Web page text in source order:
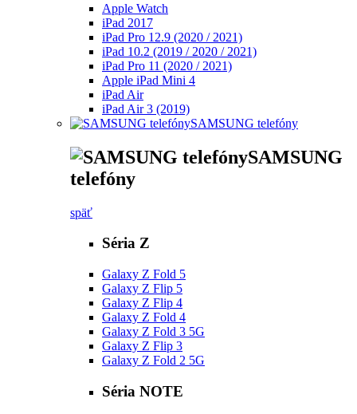
Apple Watch
iPad 2017
iPad Pro 12.9 (2020 / 2021)
iPad 10.2 (2019 / 2020 / 2021)
iPad Pro 11 (2020 / 2021)
Apple iPad Mini 4
iPad Air
iPad Air 3 (2019)
SAMSUNG telefóny
SAMSUNG
telefóny
späť
Séria Z
Galaxy Z Fold 5
Galaxy Z Flip 5
Galaxy Z Flip 4
Galaxy Z Fold 4
Galaxy Z Fold 3 5G
Galaxy Z Flip 3
Galaxy Z Fold 2 5G
Séria NOTE